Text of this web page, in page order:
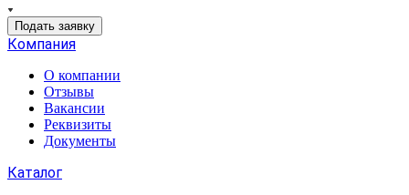
Подать заявку
Компания
О компании
Отзывы
Вакансии
Реквизиты
Документы
Каталог